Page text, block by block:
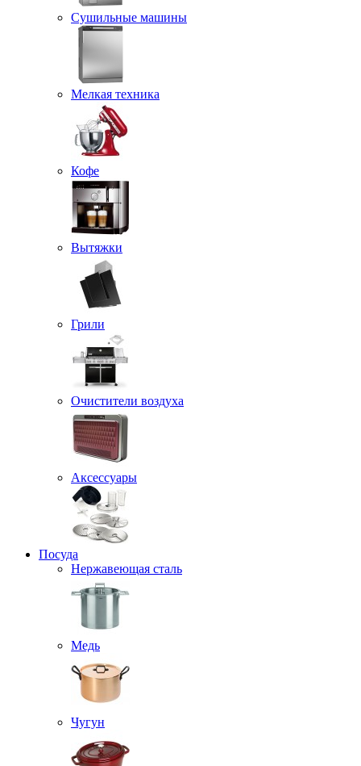
Сушильные машины
Мелкая техника
Кофе
Вытяжки
Грили
Очистители воздуха
Аксессуары
Посуда
Нержавеющая сталь
Медь
Чугун